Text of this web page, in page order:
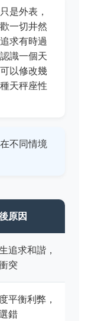
是外表，
一切井然
求有時過
識一個天
以修改幾
天秤座性
不同情境
原因
追求和諧，
突
平衡利弊，
錯